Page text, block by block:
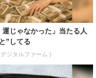
運じゃなかった」当たる人
”してる
ジタルファーム )